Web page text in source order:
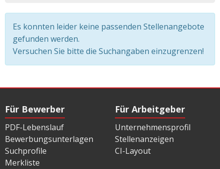
Es konnten leider keine passenden Stellenangebote
gefunden werden.
Versuchen Sie bitte die Suchangaben einzugrenzen!
Für Bewerber
PDF-Lebenslauf
Bewerbungsunterlagen
Suchprofile
Merkliste
Für Arbeitgeber
Unternehmensprofil
Stellenanzeigen
CI-Layout